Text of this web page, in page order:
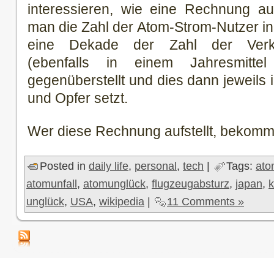
interessieren, wie eine Rechnung
man die Zahl der Atom-Strom-Nutzer
eine Dekade der Zahl der
(ebenfalls in einem
gegenüberstellt und dies dann jeweils
und Opfer setzt.
Wer diese Rechnung aufstellt,
Posted in daily life, personal , tech Tags:
atomunfall , atomunglück, flugzeugabsturz, japan,
unglück, USA, wikipedia 11 Comments »